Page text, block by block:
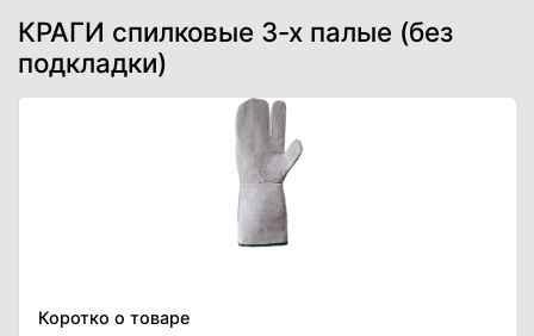
КРАГИ спилковые 3-х палые (без
подкладки)
Коротко о товаре